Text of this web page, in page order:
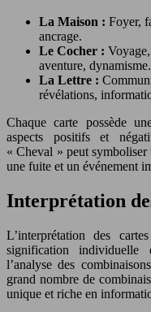
La Maison : Foyer,
ancrage.
Le Cocher :
aventure, dynamisme.
La Lettre :
révélations,
Chaque carte possède
aspects positifs et
« Cheval » peut symboliser
une fuite et un événement
Interprétation
L’interprétation des
signification individuelle
l’analyse des
grand nombre de
unique et riche en